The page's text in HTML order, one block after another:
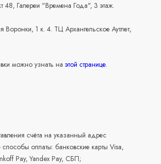
48, Галереи "Времена Года", 3 этаж.
Воронки, 1 к. 4. ТЦ Архангельское Аутлет,
можно узнать наэтой странице.
счёта на указанный адрес
оплаты: банковские карты Visa,
Pay, Yandex Pay, СБП;